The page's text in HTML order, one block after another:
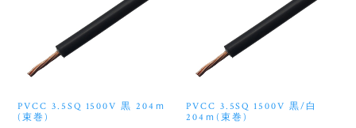
PVCC 3.5SQ 1500V 黒 204ｍ
(束巻)
PVCC 3.5SQ 1500V 黒/白
204ｍ(束巻)